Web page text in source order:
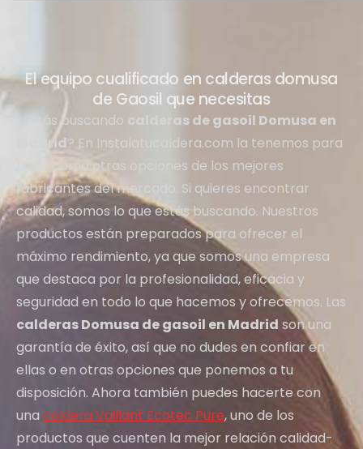
El equipo cualificado en calderas domusa
de Gaosil que necesitas
¿Estás buscando calderas de gasoil Domusa en
Madrid? En Instalatucaldera.com la tenemos para
ti, así como otras opciones de los mejores
fabricantes del mercado. Si quieres encontrar
calidad, somos lo que estás buscando. Nuestros
productos están preparados para ofrecer el
máximo rendimiento, ya que somos una empresa
que destaca por la profesionalidad, eficacia y
seguridad en todo lo que hacemos y ofrecemos. Las
calderas Domusa de gasoil en Madrid son una
garantía de éxito, así que no dudes en confiar en
ellas o en otras opciones que ponemos a tu
disposición. Ahora también puedes hacerte con
una caldera Vaillant Ecotec Pure, uno de los
productos que cuenten la mejor relación calidad-